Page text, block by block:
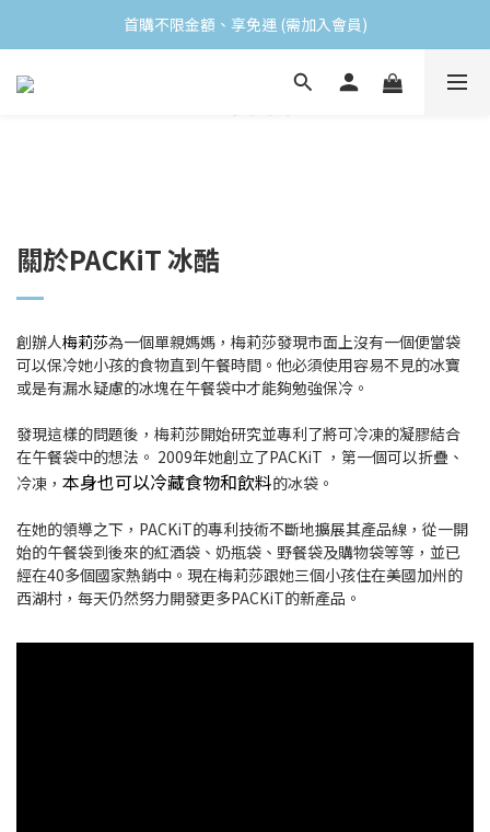
首購不限金額、享免運 (需加入會員)
首購不限金額、享免運 (需加入會員)
購買任一食品 即贈送小禮物
會員消費滿$499 領取當月生日禮
關於PACKiT 冰酷
創辦人梅莉莎為一個單親媽媽，梅莉莎發現市面上沒有一個便當袋
可以保冷她小孩的食物直到午餐時間。他必須使用容易不見的冰寶
或是有漏水疑慮的冰塊在午餐袋中才能夠勉強保冷。
發現這樣的問題後，梅莉莎開始研究並專利了將可冷凍的凝膠結合
在午餐袋中的想法。 2009年她創立了PACKiT ，第一個可以折疊、
冷凍， 本身也可以冷藏食物和飲料的冰袋。
在她的領導之下，PACKiT的專利技術不斷地擴展其產品線，從一開
始的午餐袋到後來的紅酒袋、奶瓶袋、野餐袋及購物袋等等，並已
經在40多個國家熱銷中。現在梅莉莎跟她三個小孩住在美國加州的
西湖村，每天仍然努力開發更多PACKiT的新產品。